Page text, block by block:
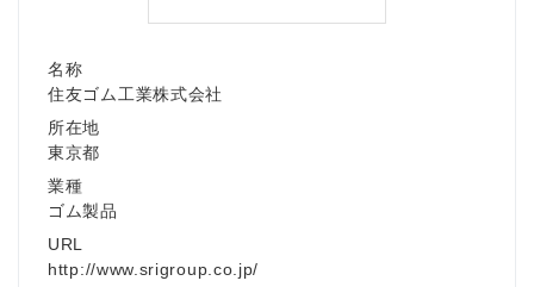
名称
住友ゴム工業株式会社
所在地
東京都
業種
ゴム製品
URL
http://www.srigroup.co.jp/